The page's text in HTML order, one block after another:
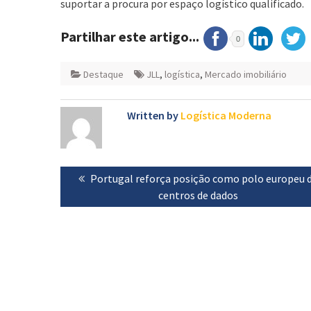
suportar a procura por espaço logístico qualificado.
Partilhar este artigo... 0
Destaque JLL , logística, Mercado imobiliário
Written by Logística Moderna
Navegação
artigos
Previous
Portugal reforça posição como polo europeu
centros de dados